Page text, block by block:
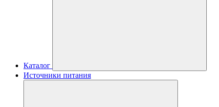
Каталог
Источники питания